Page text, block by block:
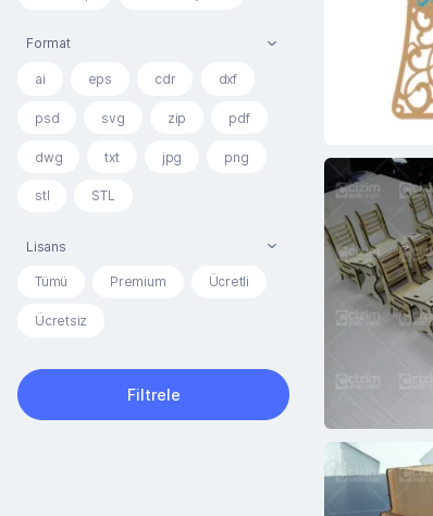
Format
ai eps cdr dxf
psd svg zip pdf
dwg txt jpg png
stl STL
Lisans
Tümü Premium Ücretli
Ücretsiz
Filtrele